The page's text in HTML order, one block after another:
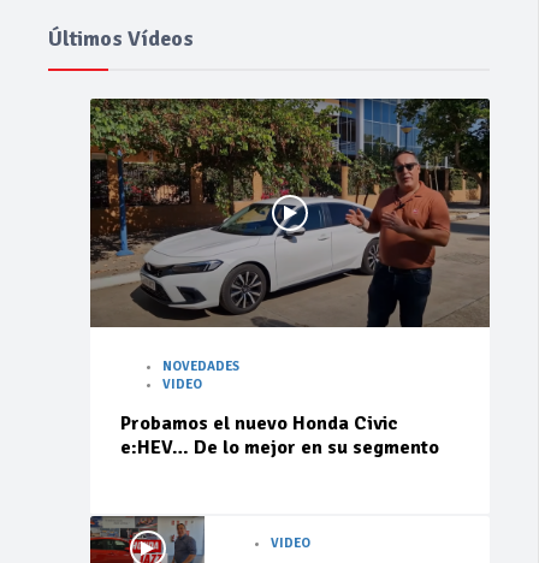
Últimos Vídeos
NOVEDADES
VIDEO
Probamos el nuevo Honda Civic
e:HEV… De lo mejor en su segmento
VIDEO